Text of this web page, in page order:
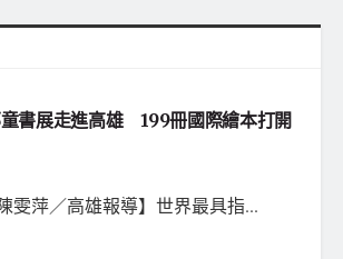
書展走進高雄 199冊國際繪本打開
雯萍／高雄報導】世界最具指...